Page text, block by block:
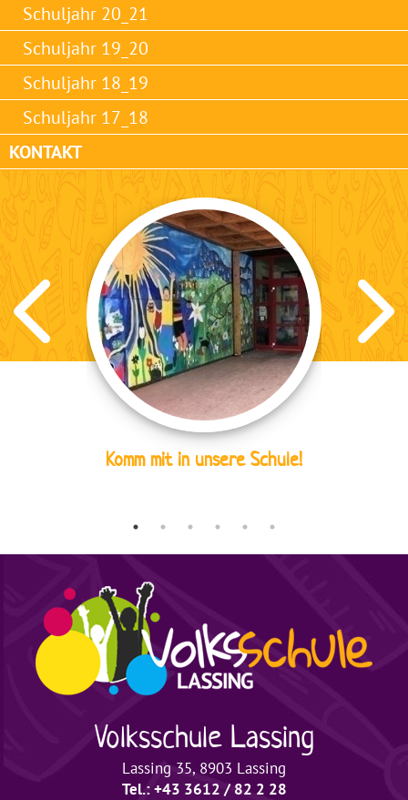
Schuljahr 20_21
Schuljahr 19_20
Schuljahr 18_19
Schuljahr 17_18
KONTAKT
Komm mit in unsere Schule!
VolksschuleLassing
Lassing 35, 8903 Lassing
Tel.: +43 3612 / 82 2 28